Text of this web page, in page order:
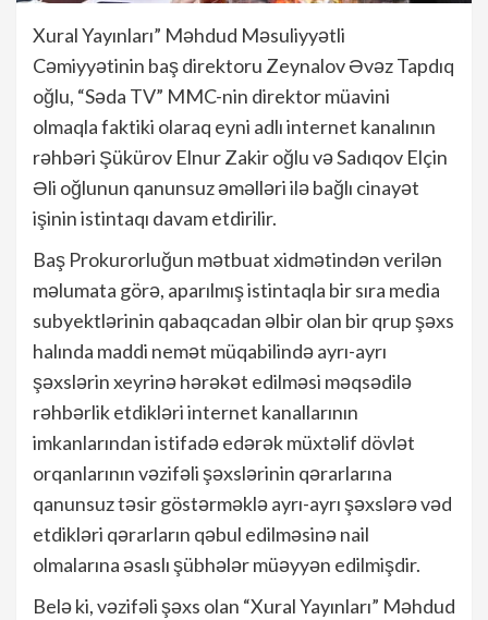
Xural Yayınları” Məhdud Məsuliyyətli
Cəmiyyətinin baş direktoru Zeynalov Əvəz Tapdıq
oğlu, “Səda TV” MMC-nin direktor müavini
olmaqla faktiki olaraq eyni adlı internet kanalının
rəhbəri Şükürov Elnur Zakir oğlu və Sadıqov Elçin
Əli oğlunun qanunsuz əməlləri ilə bağlı cinayət
işinin istintaqı davam etdirilir.
Baş Prokurorluğun mətbuat xidmətindən verilən
məlumata görə, aparılmış istintaqla bir sıra media
subyektlərinin qabaqcadan əlbir olan bir qrup şəxs
halında maddi nemət müqabilində ayrı-ayrı
şəxslərin xeyrinə hərəkət edilməsi məqsədilə
rəhbərlik etdikləri internet kanallarının
imkanlarından istifadə edərək müxtəlif dövlət
orqanlarının vəzifəli şəxslərinin qərarlarına
qanunsuz təsir göstərməklə ayrı-ayrı şəxslərə vəd
etdikləri qərarların qəbul edilməsinə nail
olmalarına əsaslı şübhələr müəyyən edilmişdir.
Belə ki, vəzifəli şəxs olan “Xural Yayınları” Məhdud